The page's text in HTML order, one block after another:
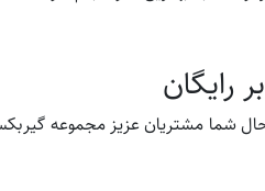
رایگان
شما مشتریان عزیز مجموعه